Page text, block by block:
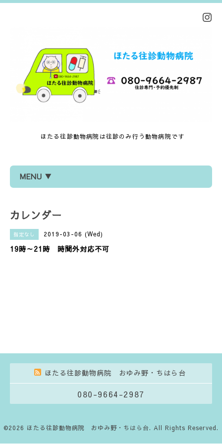
ほたる往診動物病院は往診のみ行う動物病院です
MENU ▼
カレンダー
指定なし 2019-03-06 (Wed)
19時～21時 時間外対応不可
ほたる往診動物病院 おゆみ野・ちはら台
080-9664-2987
©2026 ほたる往診動物病院 おゆみ野・ちはら台. All Rights Reserved.